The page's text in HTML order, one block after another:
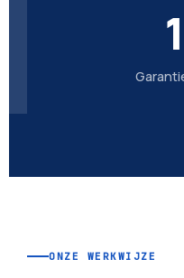
ONZE WERKWIJZE